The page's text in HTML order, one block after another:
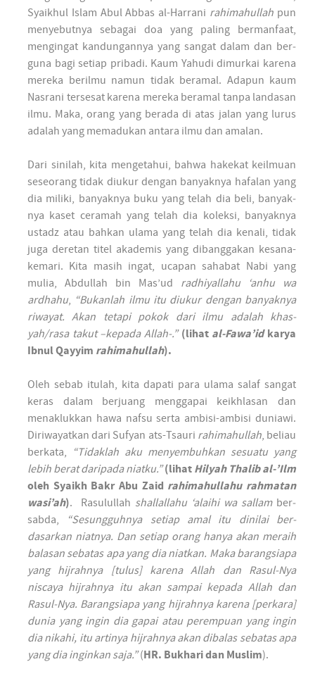
Syaikhul Islam Abul Abbas al-Harrani rahimahullah pun
menyebut­nya seba­gai doa yang paling ber­man­faat,
meng­ingat kan­dungan­nya yang sangat dalam dan ber­
guna bagi setiap pribadi. Kaum Yahudi dimur­kai karena
mereka ber­ilmu namun tidak ber­amal. Adapun kaum
Nas­rani ter­sesat karena mereka ber­amal tanpa lan­dasan
ilmu. Maka, orang yang ber­ada di atas jalan yang lurus
adalah yang memadukan antara ilmu dan amalan.
Dari sinilah, kita meng­etahui, bahwa hakekat keil­muan
seseorang tidak diukur dengan banyak­nya hafalan yang
dia miliki, banyak­nya buku yang telah dia beli, banyak­
nya kaset ceramah yang telah dia koleksi, banyak­nya
ustadz atau bahkan ulama yang telah dia kenali, tidak
juga deretan titel akademis yang dibang­gakan kesana-
kemari. Kita masih ingat, ucapan sahabat Nabi yang
mulia, Abdullah bin Mas’ud radhiyallahu ‘anhu wa
ardhahu, “Bukanlah ilmu itu diukur dengan banyak­nya
riwayat. Akan tetapi pokok dari ilmu adalah khas-
yah/rasa takut –kepada Allah-.” (lihat al-Fawa’idkarya
Ibnul Qayyim rahimahullah).
Oleh sebab itulah, kita dapati para ulama salaf sangat
keras dalam ber­juang meng­gapai keikh­lasan dan
menaklukkan hawa nafsu serta ambisi-ambisi duniawi.
Diriwayatkan dari Sufyan ats-Tsauri rahimahullah, beliau
ber­kata,
“Tidaklah aku menyem­buhkan sesuatu yang
lebih berat daripada niatku.”(lihat Hilyah Thalib al-’Ilm
oleh Syaikh Bakr Abu Zaid rahimahullahu rah­matan
wasi’ah). Rasulullah shallallahu ‘alaihi wa sallamber­
sabda,
“Sesung­guh­nya setiap amal itu dinilai ber­
dasarkan niat­nya. Dan setiap orang hanya akan meraih
balasan sebatas apa yang dia niatkan. Maka barang­siapa
yang hijrah­nya [tulus] karena Allah dan Rasul-Nya
niscaya hijrah­nya itu akan sam­pai kepada Allah dan
Rasul-Nya. Barang­siapa yang hijrah­nya karena [per­kara]
dunia yang ingin dia gapai atau per­em­puan yang ingin
dia nikahi, itu artinya hijrah­nya akan dibalas sebatas apa
yang dia inginkan saja.”(HR. Bukhari dan Mus­lim).